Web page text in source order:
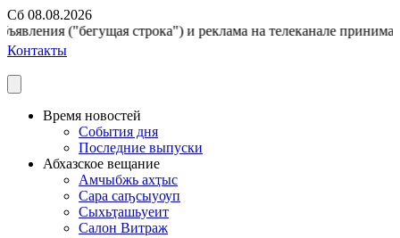
Сб 08.08.2026
("бегущая строка") и реклама на телеканале
Контакты
Время новостей
События дня
Последние выпуски
Абхазское вещание
Амчыбжь ахҭыс
Сара саҧсыуоуп
Сыхьҭашьуеит
Салон Витраж